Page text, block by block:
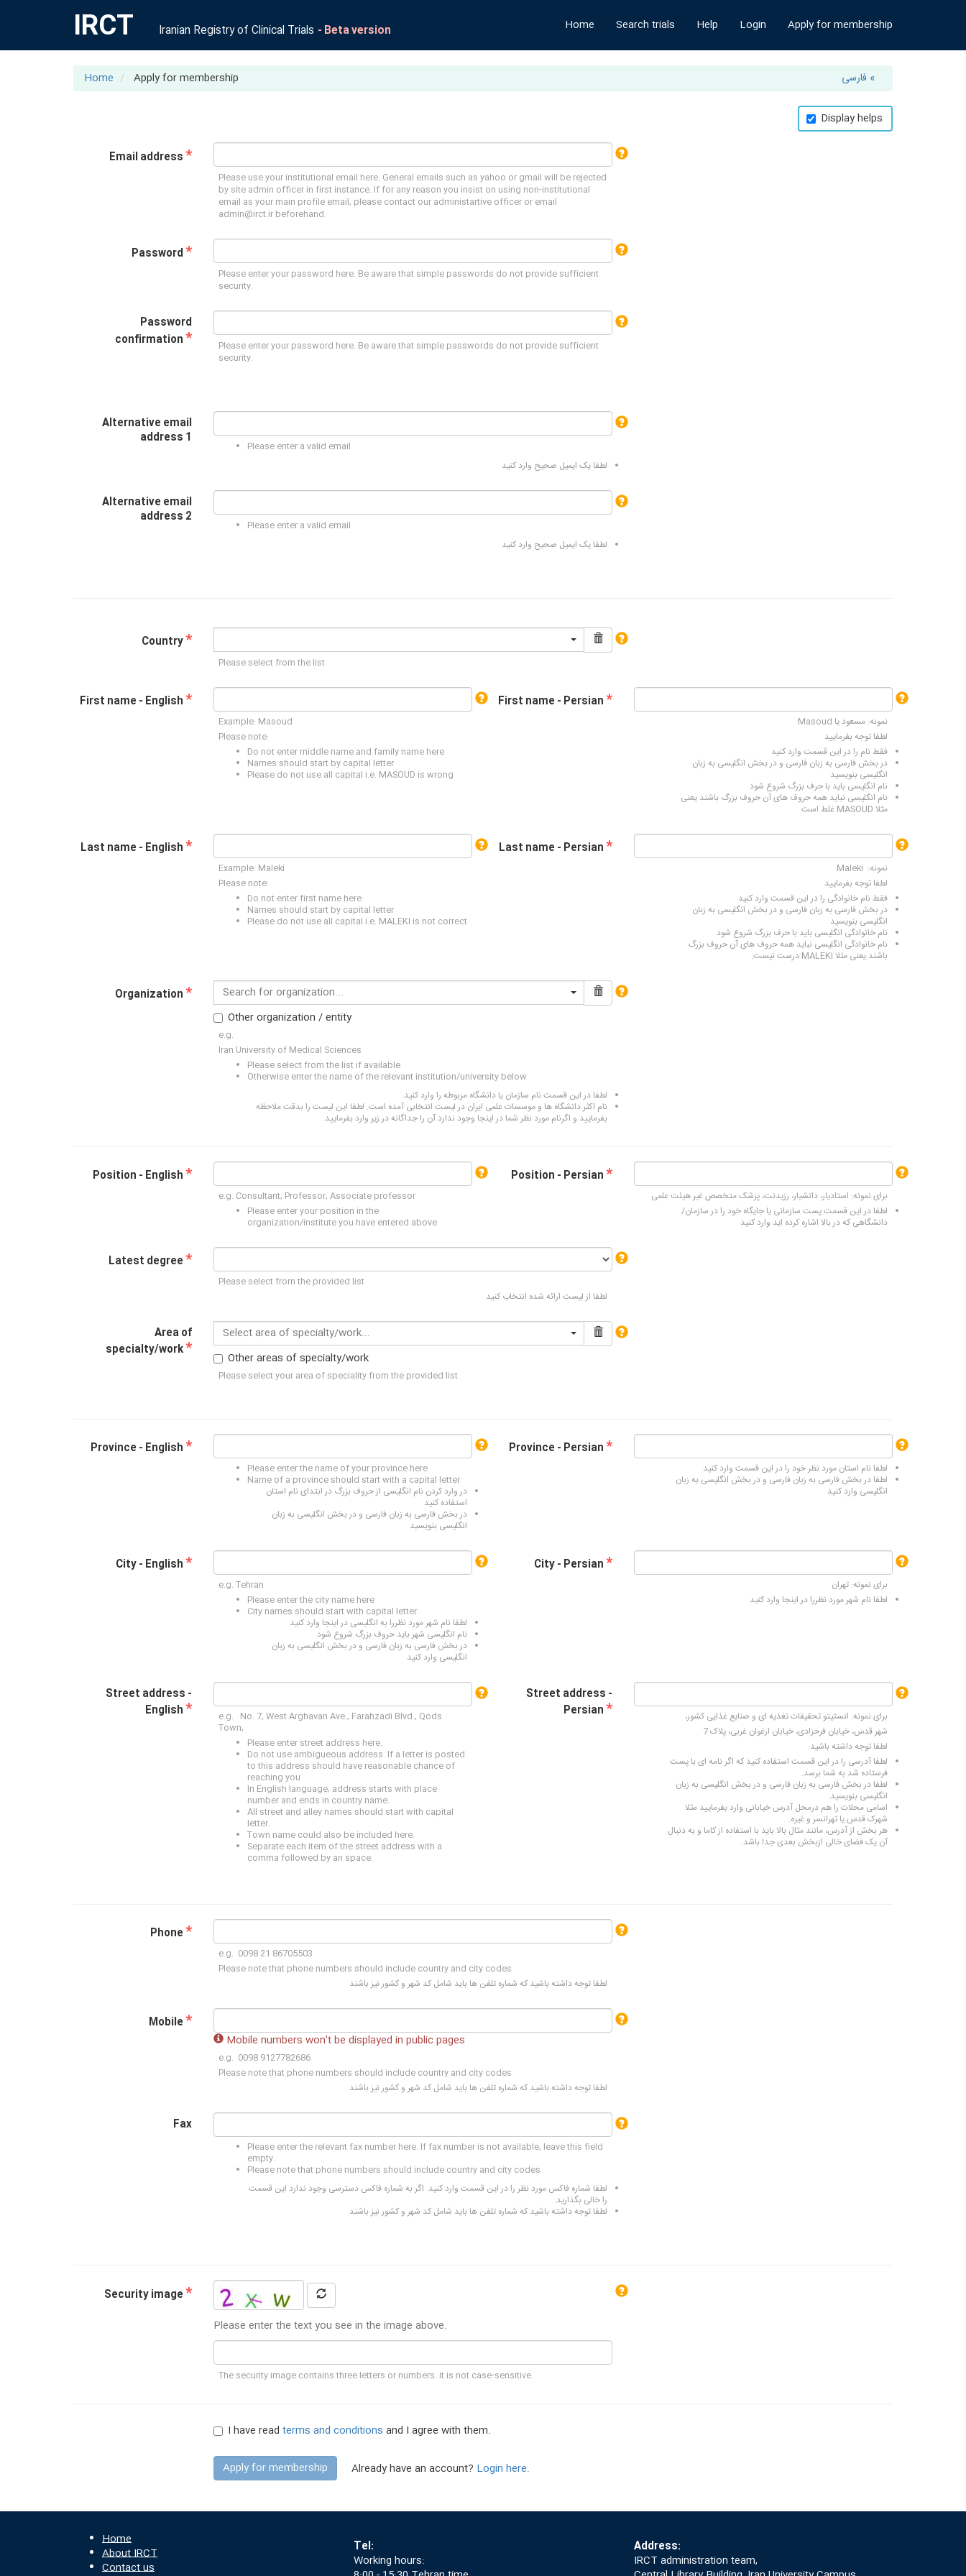
IRCT Iranian Registry of Clinical Trials - Beta version Home Search trials Help Login Apply for membership
Home Apply for membership » فارسی
Display helps
Email address*
Please use your institutional email here. General emails such as yahoo or gmail will be rejected
by site admin officer in first instance. If for any reason you insist on using non-institutional
email as your main profile email, please contact our administartive officer or email
admin@irct.ir beforehand.
Password*
Please enter your password here. Be aware that simple passwords do not provide sufficient
security.
Password
confirmation*
Please enter your password here. Be aware that simple passwords do not provide sufficient
security.
Alternative email
address 1
Please enter a valid email
لطفا یک ایمیل صحیح وارد کنید
Alternative email
address 2
Please enter a valid email
لطفا یک ایمیل صحیح وارد کنید
Country*
Please select from the list
First name - English*
Example: Masoud
Please note:
Do not enter middle name and family name here
Names should start by capital letter
Please do not use all capital i.e. MASOUD is wrong
First name - Persian*
نمونه: مسعود یا Masoud
لطفا توجه بفرمایید
فقط نام را در این قسمت وارد کنید
در بخش فارسی به زبان فارسی و در بخش انگلیسی به زبان
انگلیسی بنویسید
نام انگلیسی باید با حرف بزرگ شروع شود
نام انگلیسی نباید همه حروف های آن حروف بزرگ باشند یعنی
مثلا MASOUD غلط است
Last name - English*
Example: Maleki
Please note:
Do not enter first name here
Names should start by capital letter
Please do not use all capital i.e. MALEKI is not correct
Last name - Persian*
نمونه: Maleki
لطفا توجه بفرمایید
فقط نام خانوادگی را در این قسمت وارد کنید
در بخش فارسی به زبان فارسی و در بخش انگلیسی به زبان
انگلیسی بنویسید
نام خانوادگی انگلیسی باید با حرف بزرگ شروع شود
نام خانوادگی انگلیسی نباید همه حروف های آن حروف بزرگ
باشند یعنی مثلا MALEKI درست نیست.
Organization*
Search for organization...
Other organization / entity
e.g.
Iran University of Medical Sciences
Please select from the list if available
Otherwise enter the name of the relevant institution/university below
لطفا در این قسمت نام سازمان یا دانشگاه مربوطه را وارد کنید.
نام اکثر دانشگاه ها و موسسات علمی ایران در لیست انتخابی آمده است. لطفا این لیست را بدقت ملاحظه
بفرمایید و اگرنام مورد نظر شما در اینجا وجود ندارد آن را جداگانه در زیر وارد بفرمایید.
Position - English*
e.g. Consultant, Professor, Associate professor
Please enter your position in the
organization/institute you have entered above
Position - Persian*
برای نمونه: استادیار، دانشیار، رزیدنت، پزشک متخصص غیر هیئت علمی
لطفا در این قسمت پست سازمانی یا جایگاه خود را در سازمان/
دانشگاهی که در بالا اشاره کرده اید وارد کنید
Latest degree*
Please select from the provided list
لطفا از لیست ارائه شده انتخاب کنید
Area of
specialty/work*
Select area of specialty/work...
Other areas of specialty/work
Please select your area of speciality from the provided list
Province - English*
Please enter the name of your province here
Name of a province should start with a capital letter
در وارد کردن نام انگلیسی از حروف بزرگ در ابتدای نام استان
استفاده کنید
در بخش فارسی به زبان فارسی و در بخش انگلیسی به زبان
انگلیسی بنویسید
Province - Persian*
لطفا نام استان مورد نظر خود را در این قسمت وارد کنید
لطفا در بخش فارسی به زبان فارسی و در بخش انگلیسی به زبان
انگلیسی وارد کنید
City - English*
e.g. Tehran
Please enter the city name here
City names should start with capital letter
لطفا نام شهر مورد نظررا به انگلیسی در اینجا وارد کنید
نام انگلیسی شهر باید حروف بزرگ شروع شود
در بخش فارسی به زبان فارسی و در بخش انگلیسی به زبان
انگلیسی وارد کنید
City - Persian*
برای نمونه: تهران
لطفا نام شهر مورد نظررا در اینجا وارد کنید
Street address -
English*
e.g. No. 7, West Arghavan Ave., Farahzadi Blvd., Qods
Town,
Please enter street address here.
Do not use ambigueous address. If a letter is posted
to this address should have reasonable chance of
reaching you
In English language, address starts with place
number and ends in country name.
All street and alley names should start with capital
letter.
Town name could also be included here.
Separate each item of the street address with a
comma followed by an space.
Street address -
Persian*
برای نمونه: انستیتو تحقیقات تغذیه ای و صنایع غذایی کشور،
شهر قدس، خیابان فرحزادی، خیابان ارغوان غربی، پلاک 7
لطفا توجه داشته باشید:
لطفا آدرسی را در این قسمت استفاده کنید که اگر نامه ای با پست
فرستاده شد به شما برسد.
لطفا در بخش فارسی به زبان فارسی و در بخش انگلیسی به زبان
انگلیسی بنویسید.
اسامی محلات را هم درمحل آدرس خیابانی وارد بفرمایید مثلا
شهرک قدس یا تهرانسر و غیره.
هر بخش از آدرس، مانند مثال بالا باید با استفاده از کاما و به دنبال
آن یک فضای خالی ازبخش بعدی جدا باشد.
Phone*
e.g. 0098 21 86705503
Please note that phone numbers should include country and city codes
لطفا توجه داشته باشید که شماره تلفن ها باید شامل کد شهر و کشور نیز باشند
Mobile*
Mobile numbers won't be displayed in public pages
e.g. 0098 9127782686
Please note that phone numbers should include country and city codes
لطفا توجه داشته باشید که شماره تلفن ها باید شامل کد شهر و کشور نیز باشند
Fax
Please enter the relevant fax number here. If fax number is not available, leave this field
empty.
Please note that phone numbers should include country and city codes
لطفا شماره فاکس مورد نظر را در این قسمت وارد کنید. اگر به شماره فاکس دسترسی وجود ندارد این قسمت
را خالی بگذارید.
لطفا توجه داشته باشید که شماره تلفن ها باید شامل کد شهر و کشور نیز باشند
Security image*
Please enter the text you see in the image above.
The security image contains three letters or numbers. it is not case-sensitive.
I have read terms and conditions and I agree with them.
Apply for membership Already have an account? Login here.
Home
About IRCT
Contact us
Tel:
Working hours:
Address:
IRCT administration team,